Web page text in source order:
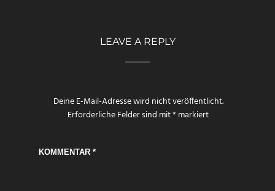
LEAVE A REPLY
Deine E-Mail-Adresse wird nicht veröffentlicht.
Erforderliche Felder sind mit*markiert
KOMMENTAR *